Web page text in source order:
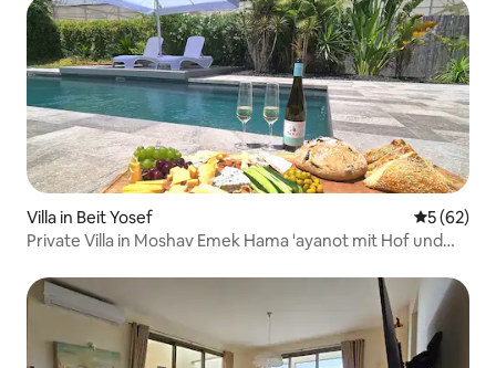
Villa in Beit Yosef
5 (62)
Private Villa in Moshav Emek Hama 'ayanot mit Hof und